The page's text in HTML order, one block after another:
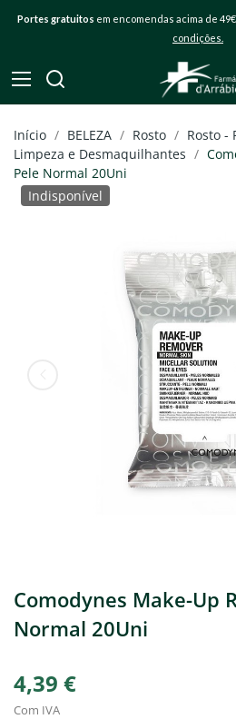
Portes gratuitos em encomendas acima de
condições.
Início BELEZA Rosto
Rosto -
Limpeza e Desmaquilhantes
Pele Normal 20Uni
Indisponível
Comodynes Make-Up
Normal 20Uni
4,39 €
Com IVA